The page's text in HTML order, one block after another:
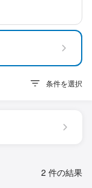
条件を選択
2 件の結果